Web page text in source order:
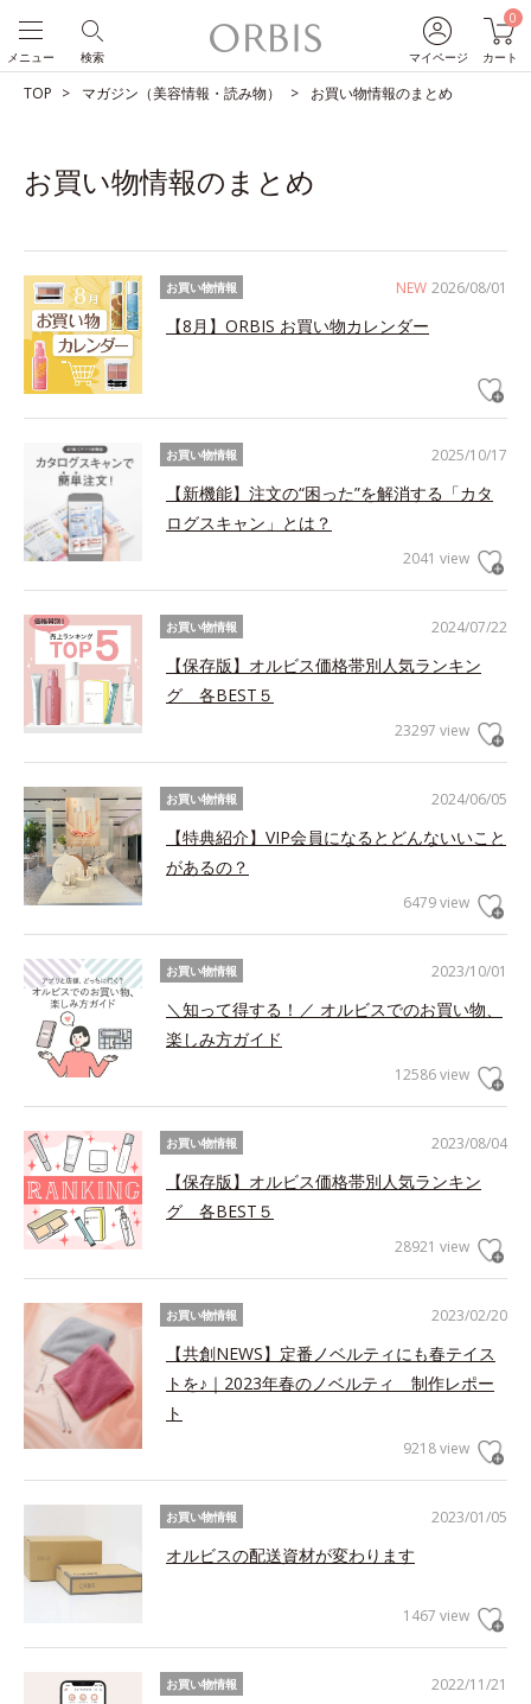
マイページ
0
カート
検索
メニュー
TOP マガジン（美容情報・読み物） お買い物情報のまとめ
お買い物情報のまとめ
NEW 2026/08/01
お買い物情報
【8月】ORBIS お買い物カレンダー
2025/10/17
お買い物情報
【新機能】注文の“困った”を解消する「カタ
ログスキャン」とは？
2041 view
2024/07/22
お買い物情報
【保存版】オルビス価格帯別人気ランキン
グ 各BEST５
23297 view
2024/06/05
お買い物情報
【特典紹介】VIP会員になるとどんないいこと
があるの？
6479 view
2023/10/01
お買い物情報
＼知って得する！／ オルビスでのお買い物、
楽しみ方ガイド
12586 view
2023/08/04
お買い物情報
【保存版】オルビス価格帯別人気ランキン
グ 各BEST５
28921 view
2023/02/20
お買い物情報
【共創NEWS】定番ノベルティにも春テイス
トを♪｜2023年春のノベルティ 制作レポー
ト
9218 view
2023/01/05
お買い物情報
オルビスの配送資材が変わります
1467 view
2022/11/21
お買い物情報